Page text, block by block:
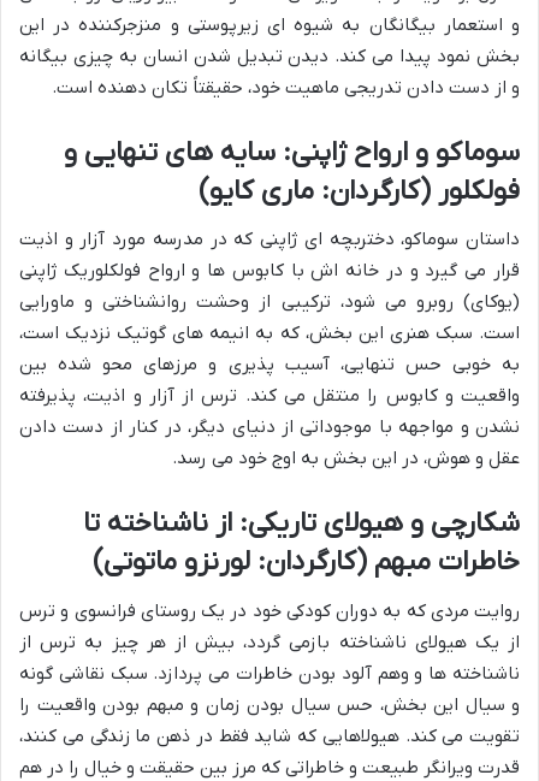
و استعمار بیگانگان به شیوه ای زیرپوستی و منزجرکننده در این
بخش نمود پیدا می کند. دیدن تبدیل شدن انسان به چیزی بیگانه
و از دست دادن تدریجی ماهیت خود، حقیقتاً تکان دهنده است.
سوماکو و ارواح ژاپنی: سایه های تنهایی و
فولکلور (کارگردان: ماری کایو)
داستان سوماکو، دختربچه ای ژاپنی که در مدرسه مورد آزار و اذیت
قرار می گیرد و در خانه اش با کابوس ها و ارواح فولکلوریک ژاپنی
(یوکای) روبرو می شود، ترکیبی از وحشت روانشناختی و ماورایی
است. سبک هنری این بخش، که به انیمه های گوتیک نزدیک است،
به خوبی حس تنهایی، آسیب پذیری و مرزهای محو شده بین
واقعیت و کابوس را منتقل می کند. ترس از آزار و اذیت، پذیرفته
نشدن و مواجهه با موجوداتی از دنیای دیگر، در کنار از دست دادن
عقل و هوش، در این بخش به اوج خود می رسد.
شکارچی و هیولای تاریکی: از ناشناخته تا
خاطرات مبهم (کارگردان: لورنزو ماتوتی)
روایت مردی که به دوران کودکی خود در یک روستای فرانسوی و ترس
از یک هیولای ناشناخته بازمی گردد، بیش از هر چیز به ترس از
ناشناخته ها و وهم آلود بودن خاطرات می پردازد. سبک نقاشی گونه
و سیال این بخش، حس سیال بودن زمان و مبهم بودن واقعیت را
تقویت می کند. هیولاهایی که شاید فقط در ذهن ما زندگی می کنند،
قدرت ویرانگر طبیعت و خاطراتی که مرز بین حقیقت و خیال را در هم